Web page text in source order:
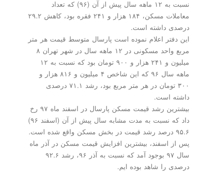
نسبت به ۱۲ ماهه سال پیش از آن (۹۶) كه تعداد
معاملات مسكن، ۱۸۴ هزار و ۲۴۱ فقره بود، كاهش ۲۹.۲
داشته است.
اعلام نموده است پارسال متوسط قیمت هر متر
مربع واحد مسكونی در ۱۲ ماهه سال در شهر تهران ۸
میلیون و ۲۴۱ هزار و ۹۰۰ تومان بود كه نسبت به ۱۲
ماهه سال ۹۶ كه این شاخص ۴ میلیون و ۸۱۶ هزار و
۳۰۰ تومان در هر متر مربع بود، رشد ۷۱.۱ درصدی
بیشترین رشد قیمت مسكن پارسال در اسفند ماه ۹۷ رخ
داد كه نسبت به مدت مشابه سال پیش از آن (اسفند ۹۶)
درصد رشد قیمت در بخش مسكن واقع شده است.
اسفند، بیشترین افزایش قیمت مسكن در آذر ماه
سال ۹۷ بوجود آمد كه نسبت به آذر ۹۶، رشد ۹۲.۶
را شاهد بوده ایم.